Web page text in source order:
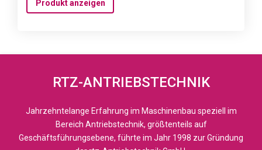
Produkt anzeigen
RTZ-ANTRIEBSTECHNIK
Jahrzehntelange Erfahrung im Maschinenbau speziell im
Bereich Antriebstechnik, größtenteils auf
Geschäftsführungsebene, führte im Jahr 1998 zur Gründung